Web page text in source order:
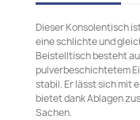
Dieser Konsolentisch
eine schlichte und
Beistelltisch besteht
pulverbeschichtetem
stabil. Er lässt sich mit
bietet dank Ablagen
Sachen.